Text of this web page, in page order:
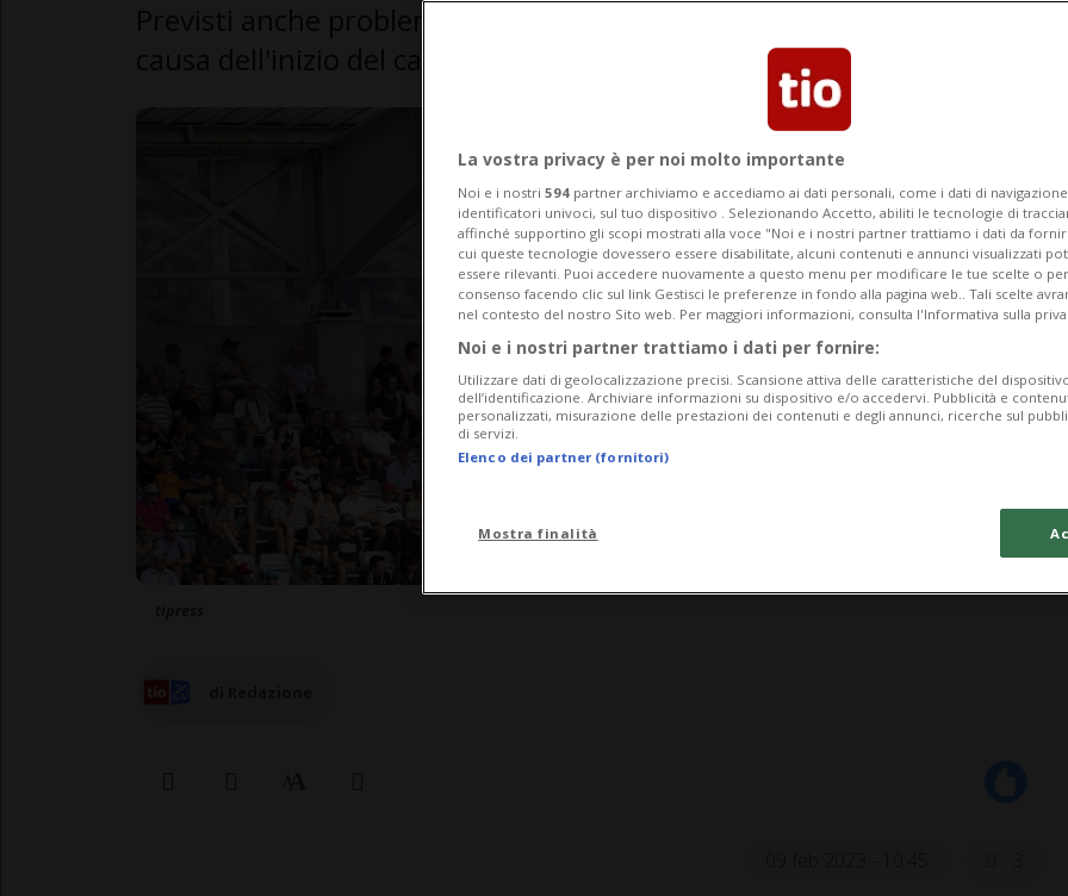
causa dell'inizio del cantiere del nuovo polo sportivo
La vostra privacy è per noi molto importante
Noi e i nostri 594 partner archiviamo e accediamo ai dati personali, come i dati di
identificatori univoci, sul tuo dispositivo . Selezionando Accetto, abiliti le tecnologie di
affinché supportino gli scopi mostrati alla voce "Noi e i nostri partner trattiamo i dati da
cui queste tecnologie dovessero essere disabilitate, alcuni contenuti e annunci visualizzati
essere rilevanti. Puoi accedere nuovamente a questo menu per modificare le tue scelte o
consenso facendo clic sul link Gestisci le preferenze in fondo alla pagina web.. Tali scelte
nel contesto del nostro Sito web. Per maggiori informazioni, consulta l'Informativa sulla
Noi e i nostri partner trattiamo i dati per fornire:
Utilizzare dati di geolocalizzazione precisi. Scansione attiva delle caratteristiche del
dell’identificazione. Archiviare informazioni su dispositivo e/o accedervi. Pubblicità e
personalizzati, misurazione delle prestazioni dei contenuti e degli annunci, ricerche sul
di servizi.
Elenco dei partner (fornitori)
Mostra finalità